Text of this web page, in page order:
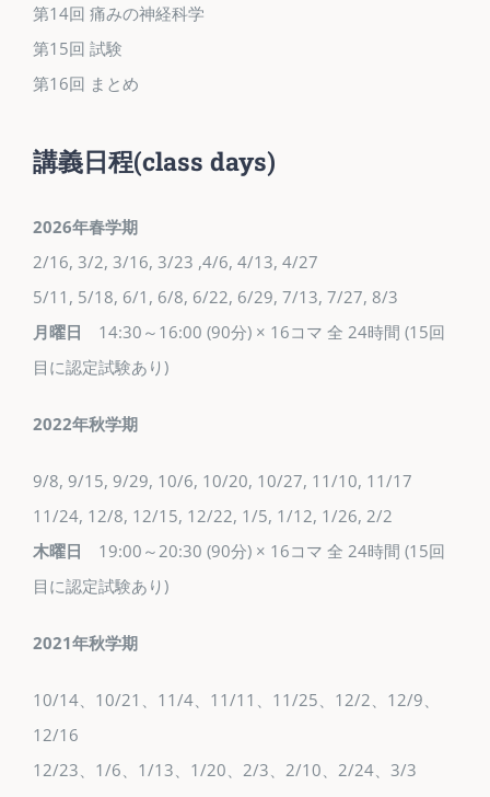
第14回 痛みの神経科学
第15回 試験
第16回 まとめ
講義日程(class days)
2026年春学期
2/16, 3/2, 3/16, 3/23 ,4/6, 4/13, 4/27
5/11, 5/18, 6/1, 6/8, 6/22, 6/29, 7/13, 7/27, 8/3
月曜日 14:30～16:00 (90分) × 16コマ 全 24時間 (15回
目に認定試験あり)
2022年秋学期
9/8, 9/15, 9/29, 10/6, 10/20, 10/27, 11/10, 11/17
11/24, 12/8, 12/15, 12/22, 1/5, 1/12, 1/26, 2/2
木曜日 19:00～20:30 (90分) × 16コマ 全 24時間 (15回
目に認定試験あり)
2021年秋学期
10/14、10/21、11/4、11/11、11/25、12/2、12/9、
12/16
12/23、1/6、1/13、1/20、2/3、2/10、2/24、3/3